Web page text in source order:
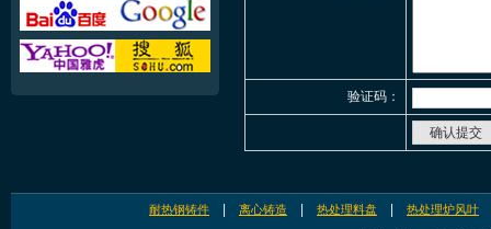
验证码：
耐热钢铸件 离心铸造 热处理料盘 热处理炉风叶